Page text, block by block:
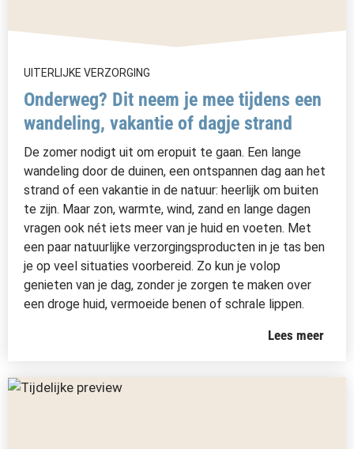
UITERLIJKE VERZORGING
Onderweg? Dit neem je mee tijdens een
wandeling, vakantie of dagje strand
De zomer nodigt uit om eropuit te gaan. Een lange
wandeling door de duinen, een ontspannen dag aan het
strand of een vakantie in de natuur: heerlijk om buiten
te zijn. Maar zon, warmte, wind, zand en lange dagen
vragen ook nét iets meer van je huid en voeten. Met
een paar natuurlijke verzorgingsproducten in je tas ben
je op veel situaties voorbereid. Zo kun je volop
genieten van je dag, zonder je zorgen te maken over
een droge huid, vermoeide benen of schrale lippen.
Lees meer